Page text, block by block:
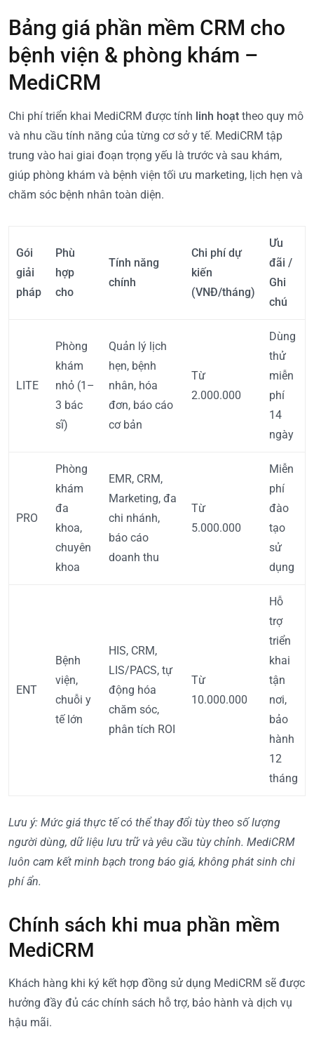
Bảng giá phần mềm CRM cho
bệnh viện & phòng khám –
MediCRM
Chi phí triển khai MediCRM được tính linh hoạt theo quy mô
và nhu cầu tính năng của từng cơ sở y tế. MediCRM tập
trung vào hai giai đoạn trọng yếu là trước và sau khám,
giúp phòng khám và bệnh viện tối ưu marketing, lịch hẹn và
chăm sóc bệnh nhân toàn diện.
Gói
giải
pháp
Phù
hợp
cho
Tính năng
chính
Chi phí dự
kiến
(VNĐ/tháng)
Ưu
đãi /
Ghi
chú
LITE
Phòng
khám
nhỏ (1–
3 bác
sĩ)
Quản lý lịch
hẹn, bệnh
nhân, hóa
đơn, báo cáo
cơ bản
Từ
2.000.000
Dùng
thử
miễn
phí
14
ngày
PRO
Phòng
khám
đa
khoa,
chuyên
khoa
EMR, CRM,
Marketing, đa
chi nhánh,
báo cáo
doanh thu
Từ
5.000.000
Miễn
phí
đào
tạo
sử
dụng
ENT
Bệnh
viện,
chuỗi y
tế lớn
HIS, CRM,
LIS/PACS, tự
động hóa
chăm sóc,
phân tích ROI
Từ
10.000.000
Hỗ
trợ
triển
khai
tận
nơi,
bảo
hành
12
tháng
Lưu ý: Mức giá thực tế có thể thay đổi tùy theo số lượng
người dùng, dữ liệu lưu trữ và yêu cầu tùy chỉnh. MediCRM
luôn cam kết minh bạch trong báo giá, không phát sinh chi
phí ẩn.
Chính sách khi mua phần mềm
MediCRM
Khách hàng khi ký kết hợp đồng sử dụng MediCRM sẽ được
hưởng đầy đủ các chính sách hỗ trợ, bảo hành và dịch vụ
hậu mãi.